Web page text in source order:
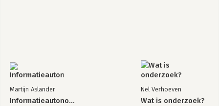
Martijn Aslander
Informatieautonomie
Nel Verhoeven
Wat is onderzoek?